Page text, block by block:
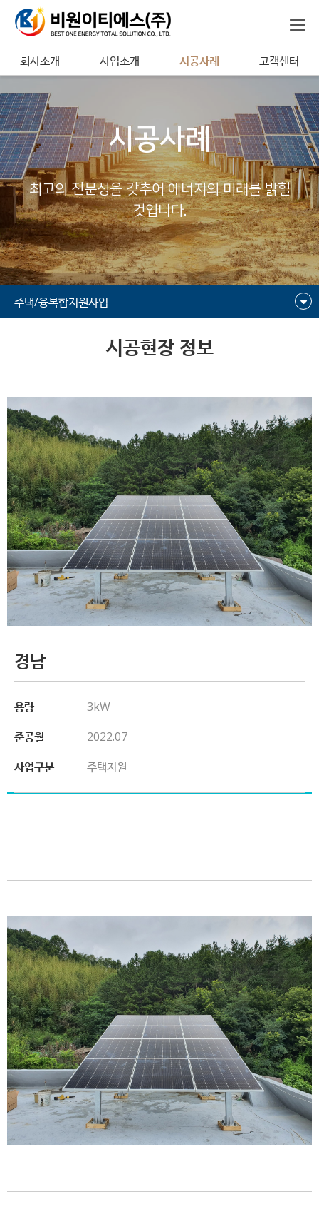
회사소개 사업소개 시공사례 고객센터
시공사례
최고의 전문성을 갖추어 에너지의 미래를 밝힐
것입니다.
주택/융복합지원사업
시공현장 정보
경남
용량
3kW
준공월
2022.07
사업구분
주택지원